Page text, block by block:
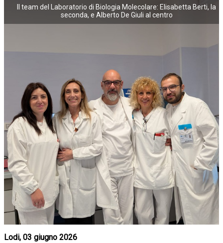
Il team del Laboratorio di Biologia Molecolare: Elisabetta Berti, la
seconda, e Alberto De Giuli al centro
Lodi, 03 giugno 2026